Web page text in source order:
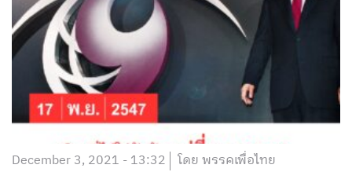
December 3, 2021 - 13:32 โดย พรรคเพื่อไทย